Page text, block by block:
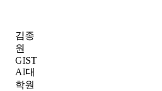
김종
원
GIST
AI대
학원